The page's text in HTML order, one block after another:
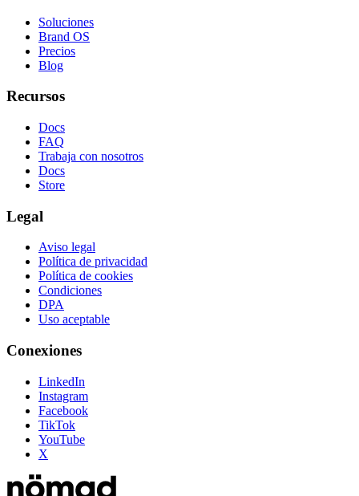
Soluciones
Brand OS
Precios
Blog
Recursos
Docs
FAQ
Trabaja con nosotros
Docs
Store
Legal
Aviso legal
Política de privacidad
Política de cookies
Condiciones
DPA
Uso aceptable
Conexiones
LinkedIn
Instagram
Facebook
TikTok
YouTube
X